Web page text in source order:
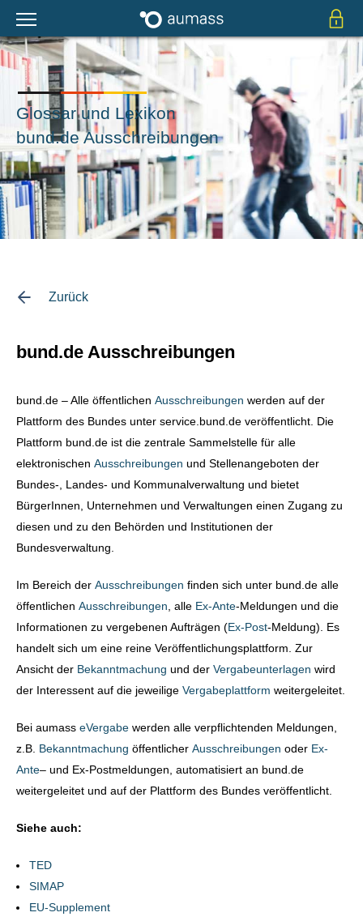
Glossar und Lexikon
bund.de Ausschreibungen
Zurück
bund.de Ausschreibungen
bund.de – Alle öffentlichen Ausschreibungen werden auf der
Plattform des Bundes unter service.bund.de veröffentlicht. Die
Plattform bund.de ist die zentrale Sammelstelle für alle
elektronischen Ausschreibungen und Stellenangeboten der
Bundes-, Landes- und Kommunalverwaltung und bietet
BürgerInnen, Unternehmen und Verwaltungen einen Zugang zu
diesen und zu den Behörden und Institutionen der
Bundesverwaltung.
Im Bereich der Ausschreibungen finden sich unter bund.de alle
öffentlichen Ausschreibungen , alle Ex-Ante-Meldungen und die
Informationen zu vergebenen Aufträgen (Ex-Post-Meldung). Es
handelt sich um eine reine Veröffentlichungsplattform. Zur
Ansicht der Bekanntmachung und der Vergabeunterlagen wird
der Interessent auf die jeweilige Vergabeplattform weitergeleitet.
Bei aumass eVergabe werden alle verpflichtenden Meldungen,
z.B. Bekanntmachung öffentlicher Ausschreibungen oder Ex-
Ante– und Ex-Postmeldungen, automatisiert an bund.de
weitergeleitet und auf der Plattform des Bundes veröffentlicht.
Siehe auch:
TED
SIMAP
EU-Supplement